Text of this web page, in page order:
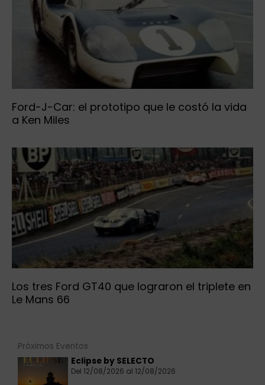
Ford-J-Car: el prototipo que le costó la vida
a Ken Miles
Los tres Ford GT40 que lograron el triplete en
Le Mans 66
Próximos Eventos
Eclipse by SELECTO
Del 12/08/2026 al 12/08/2026